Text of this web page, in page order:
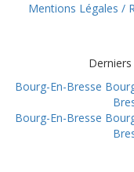
Mentions Légales /
Bourg-En-Bresse
Bourg-En-Bresse